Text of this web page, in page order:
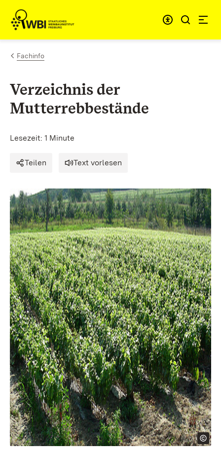
Zum Inhalt springen
Link zur Startseite
Fachinfo
Verzeichnis der
Mutterrebbestände
Lesezeit: 1 Minute
Teilen Text vorlesen